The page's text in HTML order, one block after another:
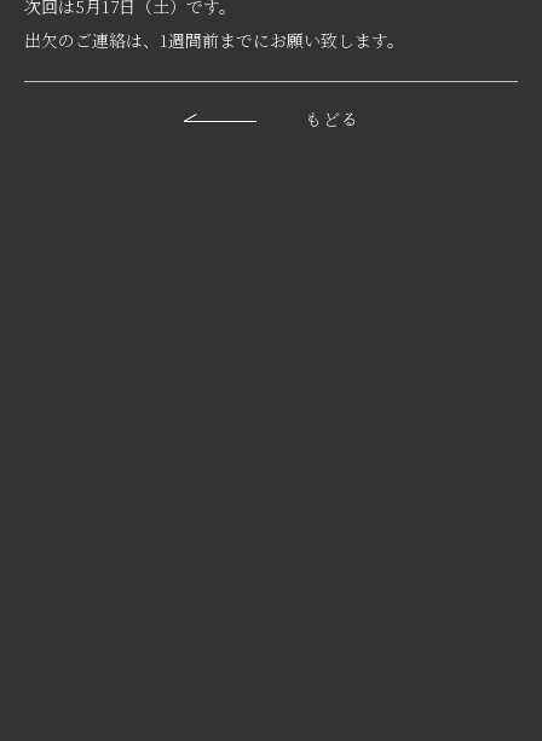
次回は5月17日（土）です。
出欠のご連絡は、1週間前までにお願い致します。
もどる